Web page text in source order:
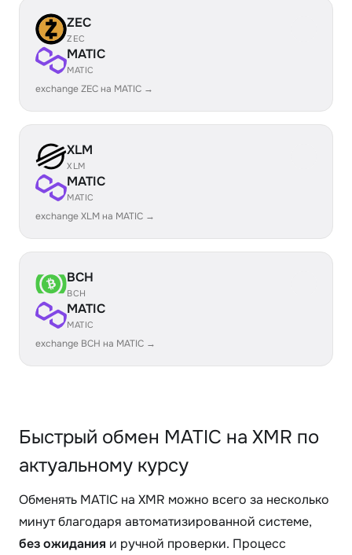
ZEC
ZEC
MATIC
MATIC
exchange ZEC на MATIC →
XLM
XLM
MATIC
MATIC
exchange XLM на MATIC →
BCH
BCH
MATIC
MATIC
exchange BCH на MATIC →
Быстрый обмен MATIC на XMR по
актуальному курсу
Обменять MATIC на XMR можно всего за несколько
минут благодаря автоматизированной системе,
без ожидания и ручной проверки. Процесс